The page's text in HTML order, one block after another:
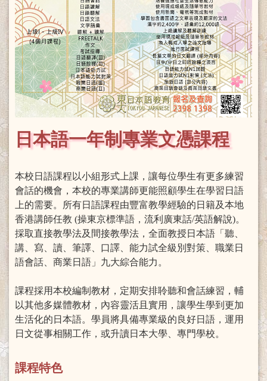
日本語一年制專業文憑課程
本校日語課程以小組形式上課，讓每位學生有更多練習
會話的機會，本校的專業講師更能照顧學生在學習日語
上的需要。所有日語課程由豐富教學經驗的日籍及本地
香港講師任教 (操東京標準語，流利廣東話/英語解說)。
採取直接教學法及間接教學法，全面教授日本語「聽、
講、寫、讀、筆譯、口譯、能力試全級別對策、職業日
語會話、商業日語」九大綜合能力。
課程採用本校編制教材，定期安排聆聽和會話練習，輔
以其他多媒體教材，內容靈活且實用，讓學生學到更加
生活化的日本語。學員將具備專業級的良好日語，運用
日文從事相關工作，或升讀日本大學、專門學校。
課程特色